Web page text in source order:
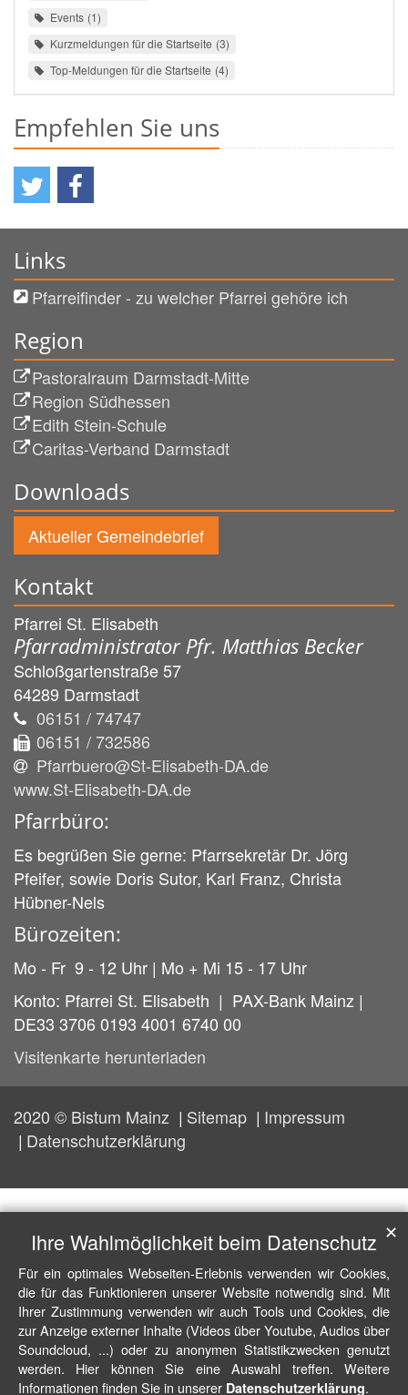
Events 1
Kurzmeldungen für die Startseite 3
Top-Meldungen für die Startseite 4
Empfehlen Sie uns
Links
Pfarreifinder - zu welcher Pfarrei gehöre ich
Region
Pastoralraum Darmstadt-Mitte
Region Südhessen
Edith Stein-Schule
Caritas-Verband Darmstadt
Downloads
Aktueller Gemeindebrief
Kontakt
Pfarrei St. Elisabeth
Pfarradministrator Pfr. Matthias Becker
Schloßgartenstraße 57
64289 Darmstadt
06151 / 74747
06151 / 732586
Pfarrbuero@St-Elisabeth-DA.de
www.St-Elisabeth-DA.de
Pfarrbüro:
Es begrüßen Sie gerne: Pfarrsekretär Dr. Jörg
Pfeifer, sowie Doris Sutor, Karl Franz, Christa
Hübner-Nels
Bürozeiten:
Mo - Fr 9 - 12 Uhr | Mo + Mi 15 - 17 Uhr
Konto: Pfarrei St. Elisabeth | PAX-Bank Mainz |
DE33 3706 0193 4001 6740 00
Visitenkarte herunterladen
2020 © Bistum Mainz Sitemap
Impressum
Datenschutzerklärung
Ihre Wahlmöglichkeit beim Datenschutz
Für ein optimales Webseiten-Erlebnis verwenden wir Cookies,
die für das Funktionieren unserer Website notwendig sind. Mit
Ihrer Zustimmung verwenden wir auch Tools und Cookies, die
zur Anzeige externer Inhalte (Videos über Youtube, Audios über
Soundcloud, ...) oder zu anonymen Statistikzwecken genutzt
werden. Hier können Sie eine Auswahl treffen. Weitere
Informationen finden Sie in unserer Datenschutzerklärung.
✕